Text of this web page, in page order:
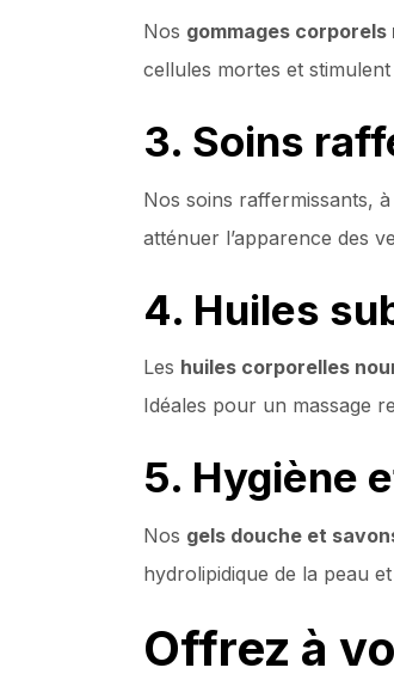
Nos gommages
cellules mortes et
3. Soins
Nos soins raffermissants, à
atténuer l’apparence des
4. Huiles
Les huiles corporelles
Idéales pour un massage
5. Hygiène
Nos gels douche et
hydrolipidique de la peau
Offrez à